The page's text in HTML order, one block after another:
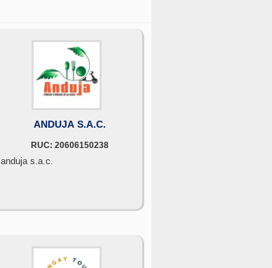
ANDUJA S.A.C.
RUC: 20606150238
anduja s.a.c.